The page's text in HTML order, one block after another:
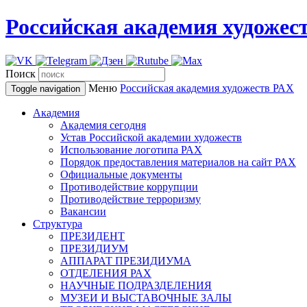
Российская академия
Поиск
Toggle navigation Меню Российская академия художеств РАХ
Академия
Академия сегодня
Устав Российской академии художеств
Использование логотипа РАХ
Порядок предоставления материалов на сайт РАХ
Официальные документы
Противодействие коррупции
Противодействие терроризму
Вакансии
Структура
ПРЕЗИДЕНТ
ПРЕЗИДИУМ
АППАРАТ ПРЕЗИДИУМА
ОТДЕЛЕНИЯ РАХ
НАУЧНЫЕ ПОДРАЗДЕЛЕНИЯ
МУЗЕИ И ВЫСТАВОЧНЫЕ ЗАЛЫ